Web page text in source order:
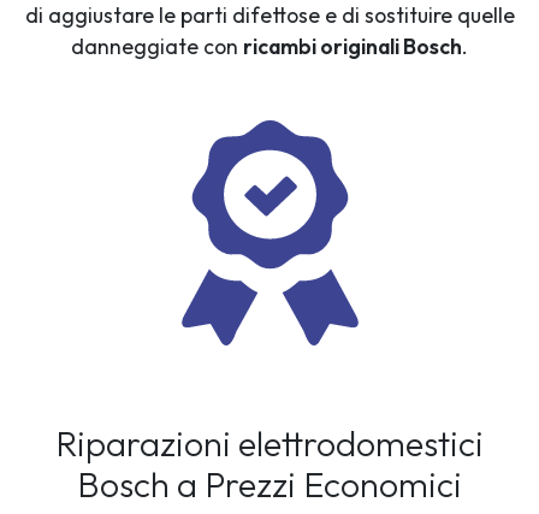
di aggiustare le parti difettose e di sostituire quelle
danneggiate con ricambi originali Bosch.
Riparazioni elettrodomestici
Bosch a Prezzi Economici